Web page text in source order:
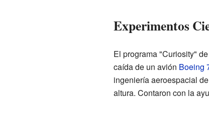
Experimentos
El programa "Curiosity" de
caída de un avión Boeing
ingeniería aeroespacial
altura. Contaron con la